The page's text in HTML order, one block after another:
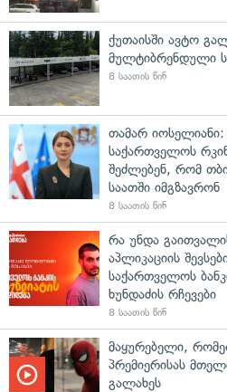
ქუთაისში ავტო
მულტიბრენდული
8 საათის წინ
თამარ
საქართველოს
შეძლებენ, რომ
საათში იმგზავრონ
8 საათის წინ
რა უნდა
აპლიკაციის
საქართველოს
ხუნდაძის რჩევები
8 საათის წინ
მაყურებელი,
პრემიერისას
გალახეს